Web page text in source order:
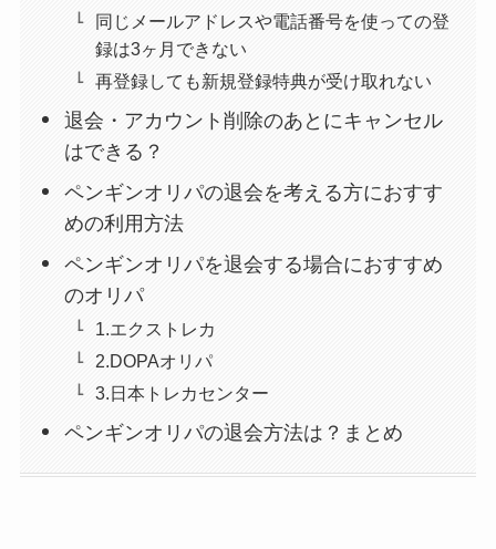
同じメールアドレスや電話番号を使っての登
録は3ヶ月できない
再登録しても新規登録特典が受け取れない
退会・アカウント削除のあとにキャンセル
はできる？
ペンギンオリパの退会を考える方におすす
めの利用方法
ペンギンオリパを退会する場合におすすめ
のオリパ
1.エクストレカ
2.DOPAオリパ
3.日本トレカセンター
ペンギンオリパの退会方法は？まとめ